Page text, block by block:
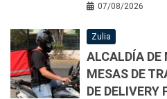
07/08/2026
Zulia
ALCALDÍA
MESAS DE
DE DELIVERY